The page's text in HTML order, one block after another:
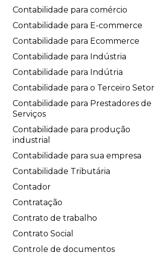
Contabilidade para comércio
Contabilidade para E-commerce
Contabilidade para Ecommerce
Contabilidade para Indústria
Contabilidade para Indútria
Contabilidade para o Terceiro Setor
Contabilidade para Prestadores de
Serviços
Contabilidade para produção
industrial
Contabilidade para sua empresa
Contabilidade Tributária
Contador
Contratação
Contrato de trabalho
Contrato Social
Controle de documentos